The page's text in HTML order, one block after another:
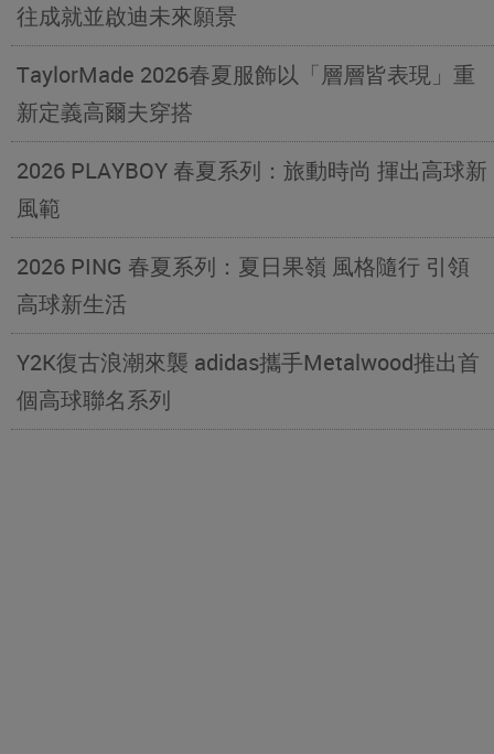
往成就並啟迪未來願景
TaylorMade 2026春夏服飾以「層層皆表現」重
新定義高爾夫穿搭
2026 PLAYBOY 春夏系列：旅動時尚 揮出高球新
風範
2026 PING 春夏系列：夏日果嶺 風格隨行 引領
高球新生活
Y2K復古浪潮來襲 adidas攜手Metalwood推出首
個高球聯名系列